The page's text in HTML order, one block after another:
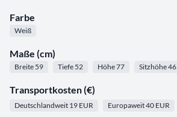
Farbe
Weiß
Maße (cm)
Breite 59 Tiefe 52 Höhe 77 Sitzhöhe 46
Transportkosten (€)
Deutschlandweit 19 EUR Europaweit 40 EUR